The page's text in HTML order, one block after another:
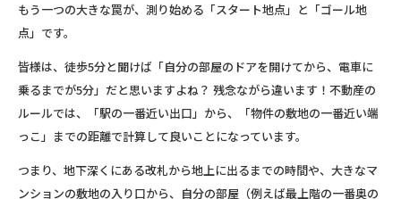
もう一つの大きな罠が、測り始める「スタート地点」と「ゴール地
点」です。
皆様は、徒歩5分と聞けば「自分の部屋のドアを開けてから、電車に
乗るまでが5分」だと思いますよね？ 残念ながら違います！不動産の
ルールでは、
「駅の一番近い出口」から、「物件の敷地の一番近い端
っこ」までの距離で計算して良いことになっています。
つまり、地下深くにある改札から地上に出るまでの時間や、大きなマ
ンションの敷地の入り口から、自分の部屋（例えば最上階の一番奥の